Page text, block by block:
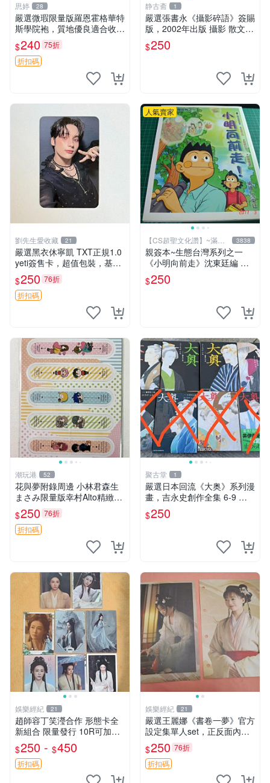
思婷 28
嚴選微瑕限量版羅恩霍格華特
斯學院袍，質地優良適合收藏
霍格華茲 學院袍 哈利波特
$240 75折
折扣碼
静古斋 1
嚴選張書永《攝影碎語》簽賜
版，2002年出版 攝影 散文
作品集
$250
劉先生愛收藏 21
嚴選黑衣休寧凱 TXT正規1.0
yeti簽售卡，超值包裝，基本
無瑕，拍下即送花束 簽售卡
黑衣 休寧凱
$250 76折
折扣碼
人氣賣家
【CS超聖文化讚】~滿千
元送運
3838
親簽本~生態台灣系列之一
《小明向前走》沈東廷編 東
廷漫畫工作室 民國92年 大本
【CS 超聖文化讚】
$250
潮玩港 52
花與夢附錄周邊 小林君森生
まさみ限量版幸村Alto精緻公
仔 伊沢玲手繪幸村阿爾ト收
藏品 川原泉貓系男子周邊商
品 拂曉的尤娜晨曦公主 Nois
$250 76折
折扣碼
聚古堂 1
嚴選日本回流《大奥》系列漫
畫，吉永史創作全集 6-9 卷
大奥 吉永史 漫畫卷
$250
娛樂經紀 21
趙師容丁笑瀅合作 形態卡全
新組合 限量發行 10R可加印
現貨25R 形態卡 趙師容 丁笑
瀅 印簽
$250 - $450
折扣碼
娛樂經紀 21
嚴選王麗娜《書卷一夢》官方
設定集單人set，正反面內頁2
張，全新未拆封，限量獨一
份。次日速遞 邀您收藏 書卷
一夢 王麗娜 官方設定集
$250 76折
折扣碼